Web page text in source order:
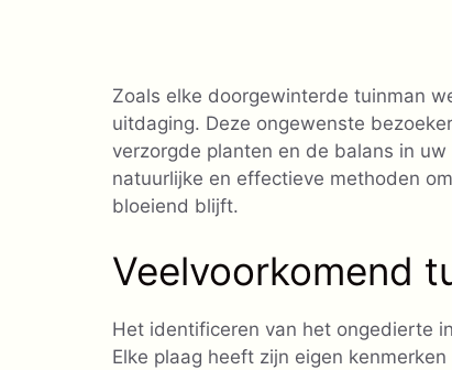
Zoals elke doorgewinterde tuinman
uitdaging. Deze ongewenste
verzorgde planten en de balans in
natuurlijke en effectieve methoden
bloeiend blijft.
Veelvoorkomend
Het identificeren van het ongedierte
Elke plaag heeft zijn eigen